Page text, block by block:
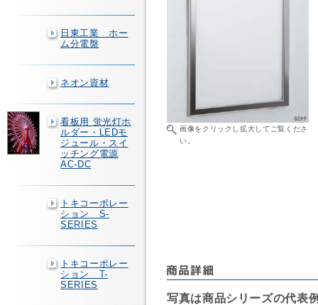
日東工業 ホー
ム分電盤
ネオン資材
看板用 蛍光灯ホ
ルダー・LEDモ
ジュール・スイ
ッチング電源
AC-DC
トキコーポレー
ション S-
SERIES
トキコーポレー
ション T-
SERIES
画像をクリックし拡大してご覧くださ
い。
写真は商品シリーズの代表